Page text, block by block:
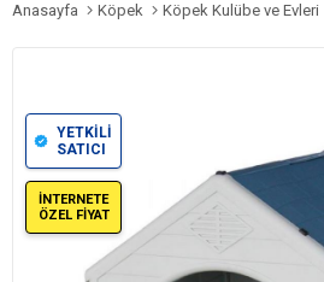
Anasayfa Köpek Köpek Kulübe ve Evleri
YETKİLİ
SATICI
İNTERNETE
ÖZEL FİYAT